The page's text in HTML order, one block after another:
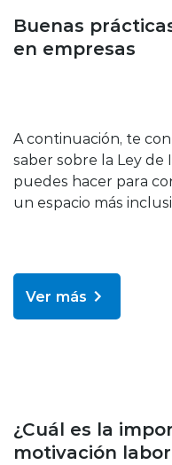
Buenas
en empresas
A continuación, te
saber sobre la Ley
puedes hacer para
un espacio más
Ver más
¿Cuál es la
motivación